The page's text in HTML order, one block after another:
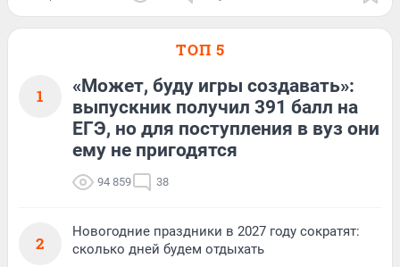
ТОП 5
1
«Может, буду игры создавать»:
выпускник получил 391 балл на
ЕГЭ, но для поступления в вуз они
ему не пригодятся
94 859 38
2
Новогодние праздники в 2027 году сократят:
сколько дней будем отдыхать